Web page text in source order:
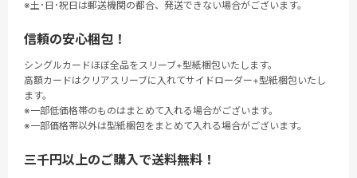
※土･日･祝日は郵送機関の都合、発送できない場合がございます。
信頼の安心梱包！
シングルカードほぼ全品をスリーブ+型紙梱包いたします。
高額カードはクリアスリーブに入れてサイドローダー+型紙梱包いたし
ます。
※一部低価格帯のものはまとめて入れる場合がございます。
※一部価格帯以外は型紙梱包をまとめて入れる場合がございます。
三千円以上のご購入で送料無料！